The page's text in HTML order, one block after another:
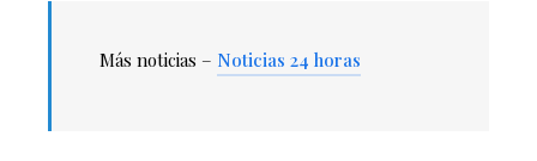
Más noticias – Noticias 24 horas